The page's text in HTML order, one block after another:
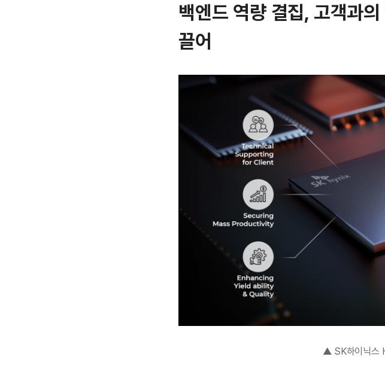
백엔드 역량 결집, 고객과
끌어
▲ SK하이닉스